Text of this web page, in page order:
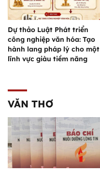
Dự thảo Luật Phát triển
công nghiệp văn hóa: Tạo
hành lang pháp lý cho một
lĩnh vực giàu tiềm năng
VĂN THƠ